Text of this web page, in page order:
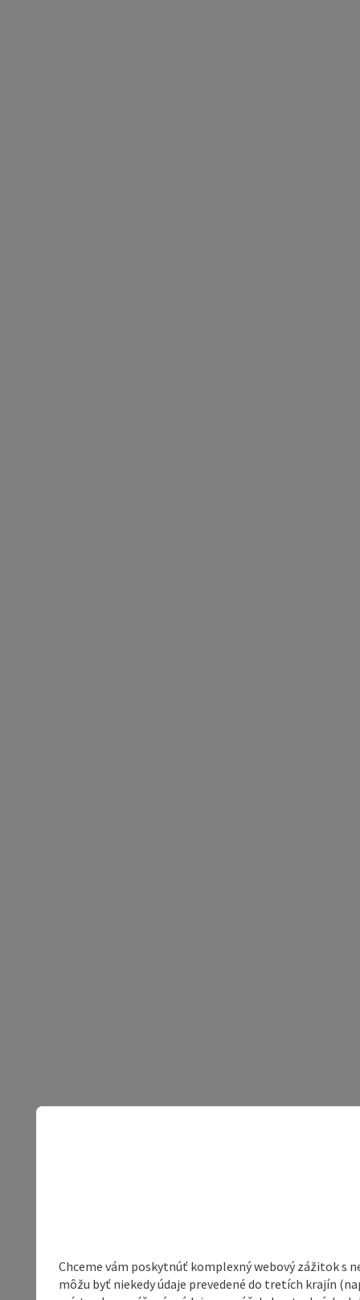
Chceme vám poskytnúť komplexný webový zážitok s
môžu byť niekedy údaje prevedené do tretích krajín